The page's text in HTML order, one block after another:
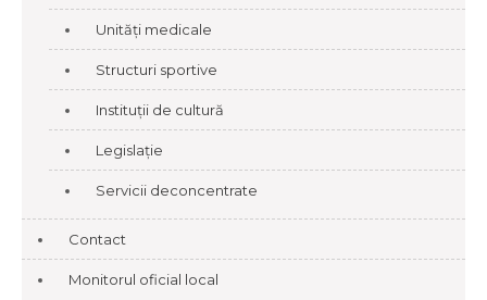
Unități medicale
Structuri sportive
Instituții de cultură
Legislație
Servicii deconcentrate
Contact
Monitorul oficial local